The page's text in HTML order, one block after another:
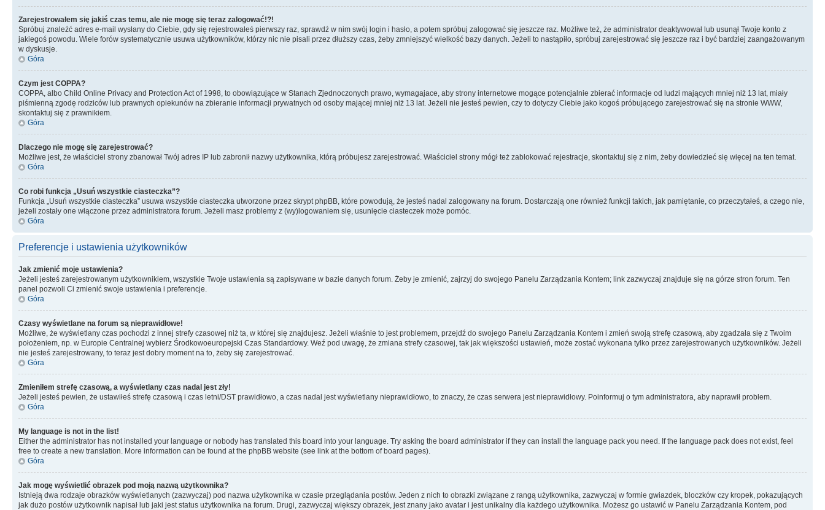
Zarejestrowałem się jakiś czas temu, ale nie mogę się teraz zalogować!?!
Spróbuj znaleźć adres e-mail wysłany do Ciebie, gdy się rejestrowałeś pierwszy raz, sprawdź w nim swój login i hasło, a potem spróbuj zalogować się jeszcze raz. Możliwe też, że administrator deaktywował lub usunął Twoje konto z
jakiegoś powodu. Wiele forów systematycznie usuwa użytkowników, którzy nic nie pisali przez dłuższy czas, żeby zmniejszyć wielkość bazy danych. Jeżeli to nastąpiło, spróbuj zarejestrować się jeszcze raz i być bardziej zaangażowanym
w dyskusje.
Góra
Czym jest COPPA?
COPPA, albo Child Online Privacy and Protection Act of 1998, to obowiązujące w Stanach Zjednoczonych prawo, wymagajace, aby strony internetowe mogące potencjalnie zbierać informacje od ludzi mających mniej niż 13 lat, miały
piśmienną zgodę rodziców lub prawnych opiekunów na zbieranie informacji prywatnych od osoby mającej mniej niż 13 lat. Jeżeli nie jesteś pewien, czy to dotyczy Ciebie jako kogoś próbującego zarejestrować się na stronie WWW,
skontaktuj się z prawnikiem.
Góra
Dlaczego nie mogę się zarejestrować?
Możliwe jest, że właściciel strony zbanował Twój adres IP lub zabronił nazwy użytkownika, którą próbujesz zarejestrować. Właściciel strony mógł też zablokować rejestracje, skontaktuj się z nim, żeby dowiedzieć się więcej na ten temat.
Góra
Co robi funkcja „Usuń wszystkie ciasteczka”?
Funkcja „Usuń wszystkie ciasteczka” usuwa wszystkie ciasteczka utworzone przez skrypt phpBB, które powodują, że jesteś nadal zalogowany na forum. Dostarczają one również funkcji takich, jak pamiętanie, co przeczytałeś, a czego nie,
jeżeli zostały one włączone przez administratora forum. Jeżeli masz problemy z (wy)logowaniem się, usunięcie ciasteczek może pomóc.
Góra
Preferencje i ustawienia użytkowników
Jak zmienić moje ustawienia?
Jeżeli jesteś zarejestrowanym użytkownikiem, wszystkie Twoje ustawienia są zapisywane w bazie danych forum. Żeby je zmienić, zajrzyj do swojego Panelu Zarządzania Kontem; link zazwyczaj znajduje się na górze stron forum. Ten
panel pozwoli Ci zmienić swoje ustawienia i preferencje.
Góra
Czasy wyświetlane na forum są nieprawidłowe!
Możliwe, że wyświetlany czas pochodzi z innej strefy czasowej niż ta, w której się znajdujesz. Jeżeli właśnie to jest problemem, przejdź do swojego Panelu Zarządzania Kontem i zmień swoją strefę czasową, aby zgadzała się z Twoim
położeniem, np. w Europie Centralnej wybierz Środkowoeuropejski Czas Standardowy. Weź pod uwagę, że zmiana strefy czasowej, tak jak większości ustawień, może zostać wykonana tylko przez zarejestrowanych użytkowników. Jeżeli
nie jesteś zarejestrowany, to teraz jest dobry moment na to, żeby się zarejestrować.
Góra
Zmieniłem strefę czasową, a wyświetlany czas nadal jest zły!
Jeżeli jesteś pewien, że ustawiłeś strefę czasową i czas letni/DST prawidłowo, a czas nadal jest wyświetlany nieprawidłowo, to znaczy, że czas serwera jest nieprawidłowy. Poinformuj o tym administratora, aby naprawił problem.
Góra
My language is not in the list!
Either the administrator has not installed your language or nobody has translated this board into your language. Try asking the board administrator if they can install the language pack you need. If the language pack does not exist, feel
free to create a new translation. More information can be found at the phpBB website (see link at the bottom of board pages).
Góra
Jak mogę wyświetlić obrazek pod moją nazwą użytkownika?
Istnieją dwa rodzaje obrazków wyświetlanych (zazwyczaj) pod nazwa użytkownika w czasie przeglądania postów. Jeden z nich to obrazki związane z rangą użytkownika, zazwyczaj w formie gwiazdek, bloczków czy kropek, pokazujących
jak dużo postów użytkownik napisał lub jaki jest status użytkownika na forum. Drugi, zazwyczaj większy obrazek, jest znany jako avatar i jest unikalny dla każdego użytkownika. Możesz go ustawić w Panelu Zarządzania Kontem, pod